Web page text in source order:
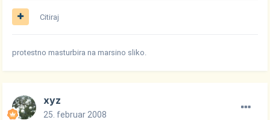
Citiraj
protestno masturbira na marsino sliko.
xyz
25. februar 2008